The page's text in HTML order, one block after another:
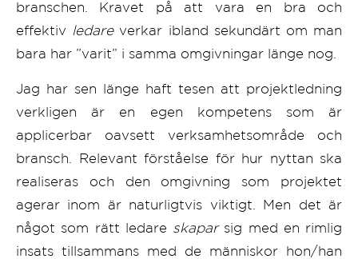
branschen. Kravet på att vara en bra och
effektiv ledareverkar ibland sekundärt om man
bara har ”varit” i samma omgivningar länge nog.
Jag har sen länge haft tesen att projektledning
verkligen är en egen kompetens som är
applicerbar oavsett verksamhetsområde och
bransch. Relevant förståelse för hur nyttan ska
realiseras och den omgivning som projektet
agerar inom är naturligtvis viktigt. Men det är
något som rätt ledare skaparsig med en rimlig
insats tillsammans med de människor hon/han